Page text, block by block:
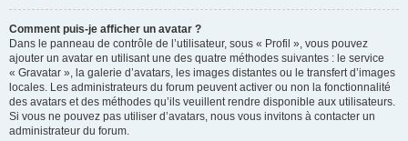
Comment puis-je afficher un avatar ?
Dans le panneau de contrôle de l’utilisateur, sous « Profil », vous pouvez
ajouter un avatar en utilisant une des quatre méthodes suivantes : le service
« Gravatar », la galerie d’avatars, les images distantes ou le transfert d’images
locales. Les administrateurs du forum peuvent activer ou non la fonctionnalité
des avatars et des méthodes qu’ils veuillent rendre disponible aux utilisateurs.
Si vous ne pouvez pas utiliser d’avatars, nous vous invitons à contacter un
administrateur du forum.